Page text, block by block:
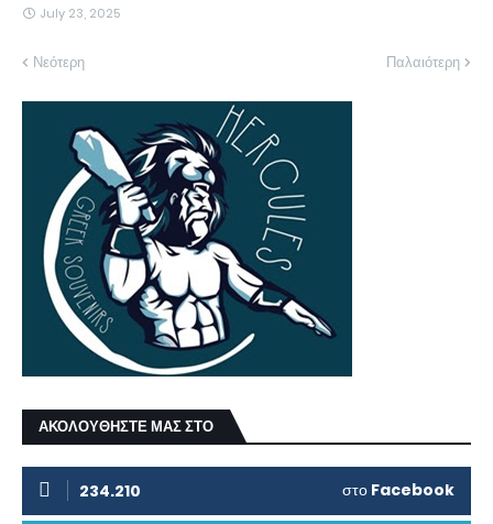
July 23, 2025
Νεότερη Παλαιότερη
ΑΚΟΛΟΥΘΗΣΤΕ ΜΑΣ ΣΤΟ
234.210 στο Facebook